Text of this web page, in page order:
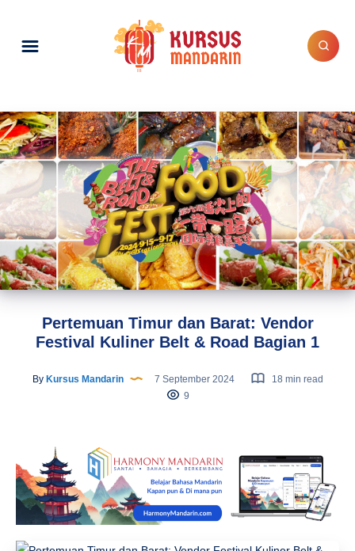
Pertemuan Timur dan Barat: Vendor
Festival Kuliner Belt & Road Bagian 1
ByKursus Mandarin 7 September 2024
18 min read
9